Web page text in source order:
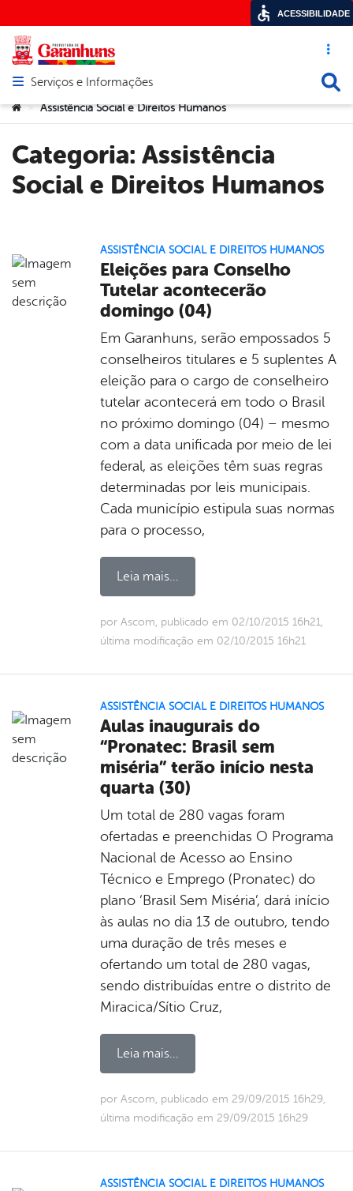
Acesso
Abrir menu principal de navegação
Serviços e Informações
Você está aqui:
> Assistência Social e Direitos Humanos
Categoria: Assistência
Social e Direitos Humanos
ASSISTÊNCIA SOCIAL E DIREITOS HUMANOS
Eleições para Conselho
Tutelar acontecerão
domingo (04)
Em Garanhuns, serão empossados 5
conselheiros titulares e 5 suplentes A
eleição para o cargo de conselheiro
tutelar acontecerá em todo o Brasil
no próximo domingo (04) – mesmo
com a data unificada por meio de lei
federal, as eleições têm suas regras
determinadas por leis municipais.
Cada município estipula suas normas
para o processo,
Leia mais...
por Ascom, publicado em 02/10/2015 16h21,
última modificação em 02/10/2015 16h21
ASSISTÊNCIA SOCIAL E DIREITOS HUMANOS
Aulas inaugurais do
“Pronatec: Brasil sem
miséria” terão início nesta
quarta (30)
Um total de 280 vagas foram
ofertadas e preenchidas O Programa
Nacional de Acesso ao Ensino
Técnico e Emprego (Pronatec) do
plano ‘Brasil Sem Miséria’, dará início
às aulas no dia 13 de outubro, tendo
uma duração de três meses e
ofertando um total de 280 vagas,
sendo distribuídas entre o distrito de
Miracica/Sítio Cruz,
Leia mais...
por Ascom, publicado em 29/09/2015 16h29,
última modificação em 29/09/2015 16h29
ASSISTÊNCIA SOCIAL E DIREITOS HUMANOS
ACESSIBILIDADE